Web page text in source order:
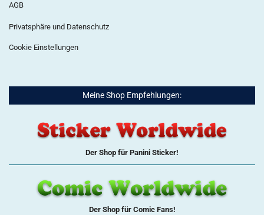
AGB
Privatsphäre und Datenschutz
Cookie Einstellungen
Meine Shop Empfehlungen:
Der Shop für Panini Sticker!
Der Shop für Comic Fans!